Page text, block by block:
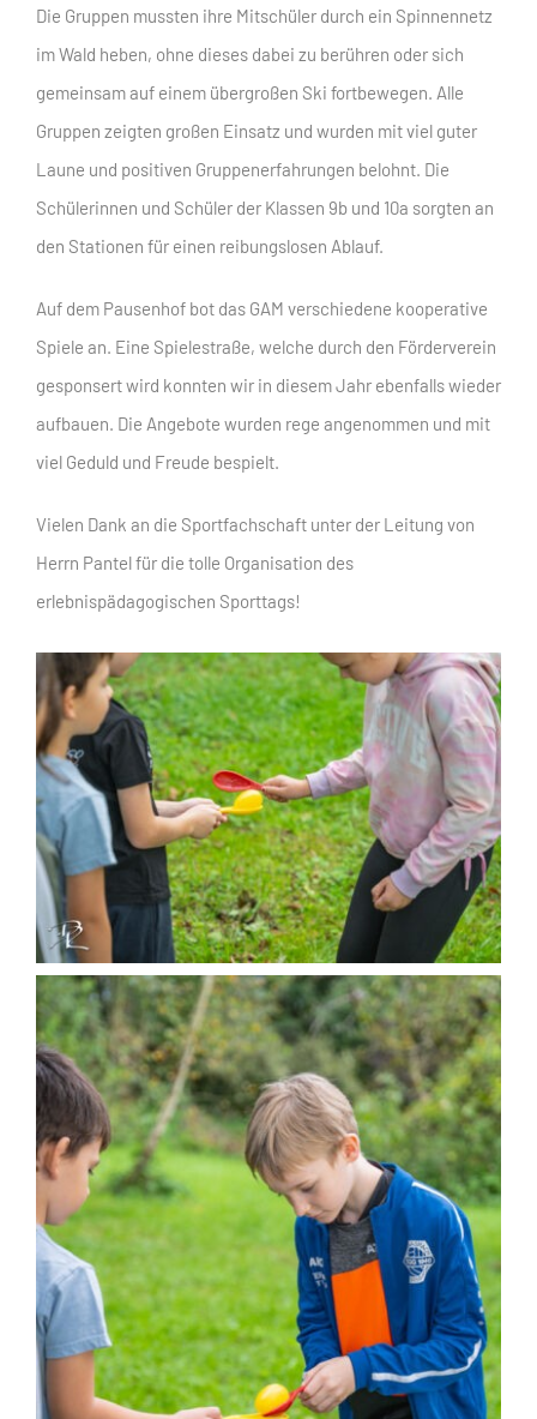
Die Gruppen mussten ihre Mitschüler durch ein Spinnennetz
im Wald heben, ohne dieses dabei zu berühren oder sich
gemeinsam auf einem übergroßen Ski fortbewegen. Alle
Gruppen zeigten großen Einsatz und wurden mit viel guter
Laune und positiven Gruppenerfahrungen belohnt. Die
Schülerinnen und Schüler der Klassen 9b und 10a sorgten an
den Stationen für einen reibungslosen Ablauf.
Auf dem Pausenhof bot das GAM verschiedene kooperative
Spiele an. Eine Spielestraße, welche durch den Förderverein
gesponsert wird konnten wir in diesem Jahr ebenfalls wieder
aufbauen. Die Angebote wurden rege angenommen und mit
viel Geduld und Freude bespielt.
Vielen Dank an die Sportfachschaft unter der Leitung von
Herrn Pantel für die tolle Organisation des
erlebnispädagogischen Sporttags!